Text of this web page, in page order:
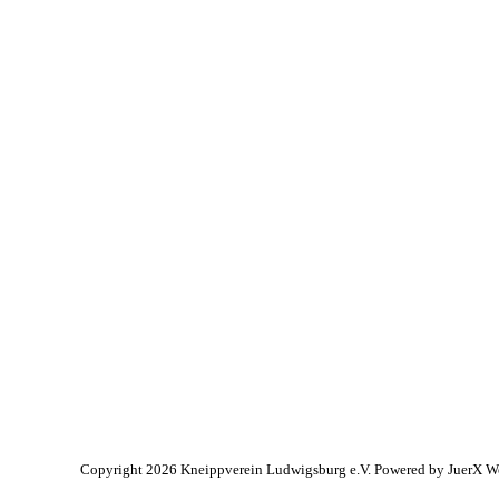
Copyright 2026 Kneippverein Ludwigsburg e.V. Powered by JuerX